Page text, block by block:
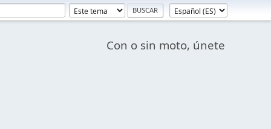
Con o sin moto, únete